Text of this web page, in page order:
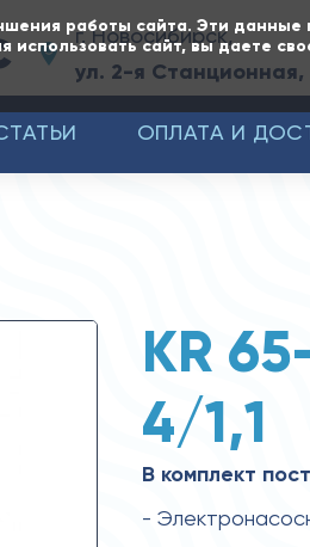
работы сайта. Эти данные
сайт, вы даете
г. Новосибирск,
ул. 2-я Станционная,
ОПЛАТА И
KR
4/1,1
В комплект
-